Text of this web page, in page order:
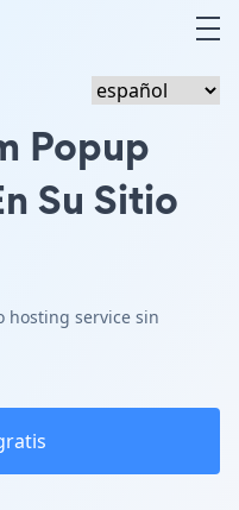
Popup
Su Sitio
hosting service sin